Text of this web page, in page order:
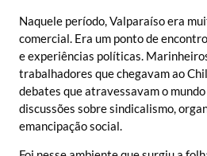
Naquele período, Valparaíso era
comercial. Era um ponto de
e experiências políticas.
trabalhadores que chegavam ao
debates que atravessavam o
discussões sobre sindicalismo,
emancipação social.